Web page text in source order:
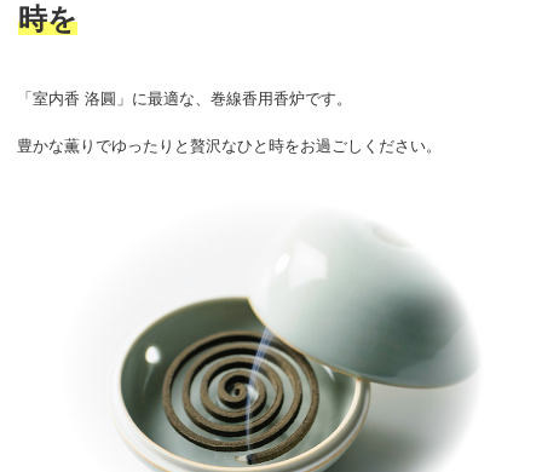
時を
「室内香 洛圓」に最適な、巻線香用香炉です。
豊かな薫りでゆったりと贅沢なひと時をお過ごしください。